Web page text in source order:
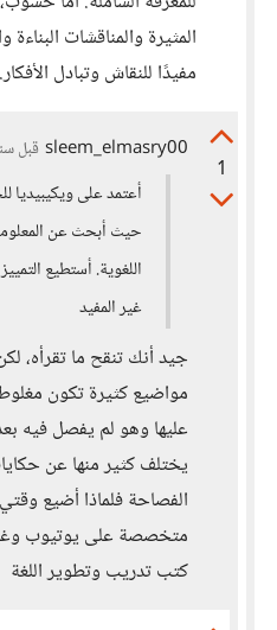
المثيرة والمناقشات البناءة
مفيدًا للنقاش وتبادل الأفكار.
1
sleem_elmasry00 قبل
أعتمد على
حيث أبحث عن
اللغوية. أستطيع
غير المفيد
جيد أنك تنقح ما تقرأه،
مواضيع كثيرة تكون
عليها وهو لم يفصل فيه
يختلف كثير منها عن
الفصاحة فلماذا أضيع
متخصصة على يوتيوب
كتب تدريب وتطوير اللغة